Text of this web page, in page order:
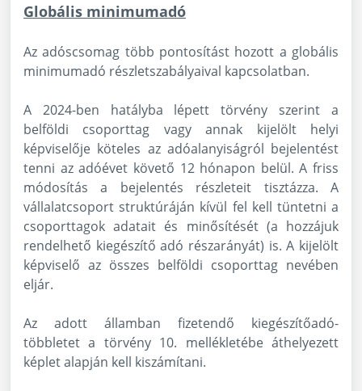
Globális minimumadó
Az adóscsomag több pontosítást hozott a globális
minimumadó részletszabályaival kapcsolatban.
A 2024-ben hatályba lépett törvény szerint a
belföldi csoporttag vagy annak kijelölt helyi
képviselője köteles az adóalanyiságról bejelentést
tenni az adóévet követő 12 hónapon belül. A friss
módosítás a bejelentés részleteit tisztázza. A
vállalatcsoport struktúráján kívül fel kell tüntetni a
csoporttagok adatait és minősítését (a hozzájuk
rendelhető kiegészítő adó részarányát) is. A kijelölt
képviselő az összes belföldi csoporttag nevében
eljár.
Az adott államban fizetendő kiegészítőadó-
többletet a törvény 10. mellékletébe áthelyezett
képlet alapján kell kiszámítani.